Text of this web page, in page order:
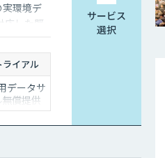
環境デ
応した既
リュー
ライアル
データサ
無償提供
サービス
選択